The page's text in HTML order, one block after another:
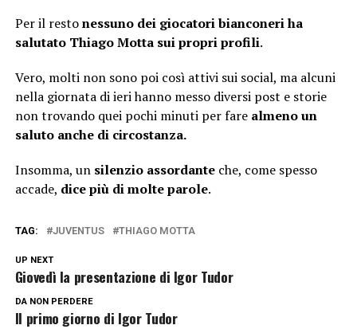
Per il restonessuno dei giocatori bianconeri ha
salutato Thiago Motta sui propri profili.
Vero, molti non sono poi così attivi sui social, ma alcuni
nella giornata di ieri hanno messo diversi post e storie
non trovando quei pochi minuti per fare almeno un
saluto anche di circostanza.
Insomma, un silenzio assordanteche, come spesso
accade, dice più di molte parole.
TAG: JUVENTUS THIAGO MOTTA
UP NEXT
Giovedì la presentazione di Igor Tudor
DA NON PERDERE
Il primo giorno di Igor Tudor